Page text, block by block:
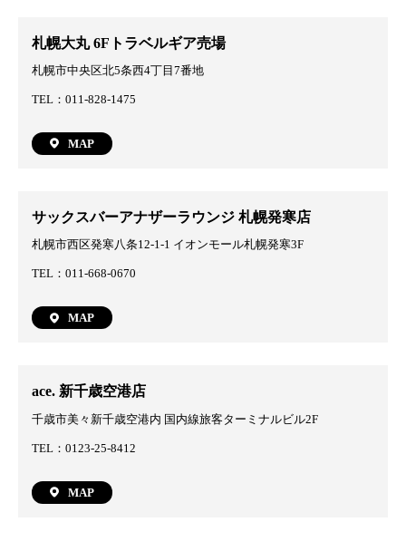
札幌大丸 6Fトラベルギア売場
札幌市中央区北5条西4丁目7番地
TEL：011-828-1475
MAP
サックスバーアナザーラウンジ 札幌発寒店
札幌市西区発寒八条12-1-1 イオンモール札幌発寒3F
TEL：011-668-0670
MAP
ace. 新千歳空港店
千歳市美々新千歳空港内 国内線旅客ターミナルビル2F
TEL：0123-25-8412
MAP